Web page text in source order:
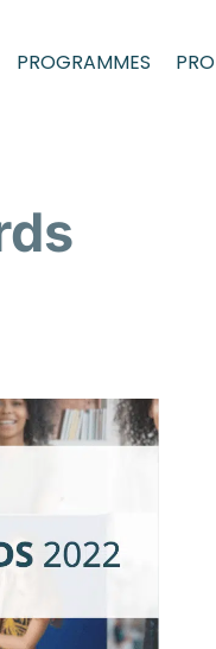
PROGRAMMES PRO